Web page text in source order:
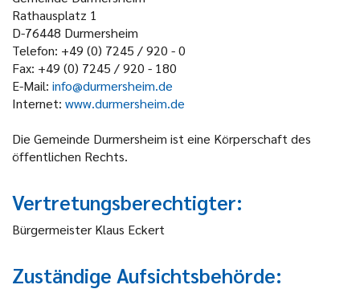
Rathausplatz 1
D-76448 Durmersheim
Telefon: +49 (0) 7245 / 920 - 0
Fax: +49 (0) 7245 / 920 - 180
E-Mail: info@durmersheim.de
Internet: www.durmersheim.de
Die Gemeinde Durmersheim ist eine Körperschaft des
öffentlichen Rechts.
Vertretungsberechtigter:
Bürgermeister Klaus Eckert
Zuständige Aufsichtsbehörde: